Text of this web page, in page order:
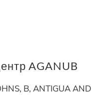
AGANUB
B, ANTIGUA AND